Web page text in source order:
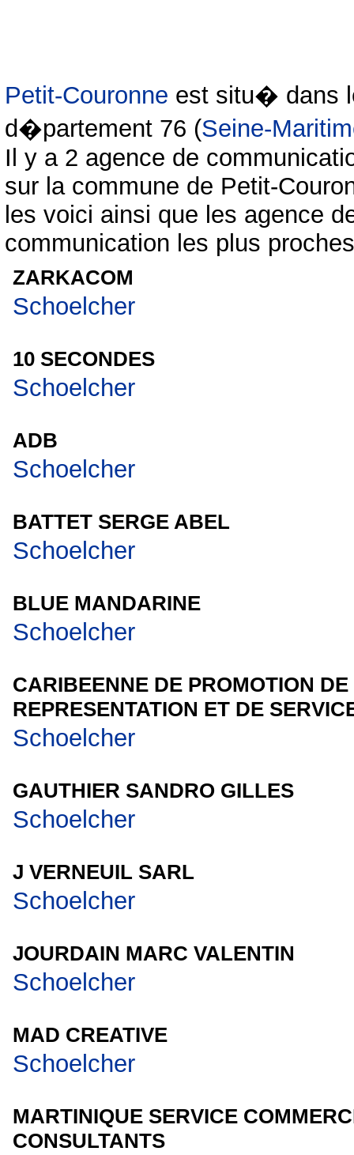
Petit-Couronne est situ� dans
d�partement 76 (Seine-
Il y a 2 agence de
sur la commune de Petit-
les voici ainsi que les agence
communication les plus
ZARKACOM
Schoelcher
10 SECONDES
Schoelcher
ADB
Schoelcher
BATTET SERGE ABEL
Schoelcher
BLUE MANDARINE
Schoelcher
CARIBEENNE DE PROMOTION DE
REPRESENTATION ET DE
Schoelcher
GAUTHIER SANDRO GILLES
Schoelcher
J VERNEUIL SARL
Schoelcher
JOURDAIN MARC VALENTIN
Schoelcher
MAD CREATIVE
Schoelcher
MARTINIQUE SERVICE
CONSULTANTS